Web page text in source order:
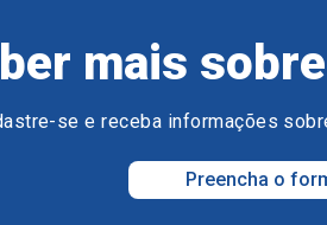
mais
se e receba informações
Preencha o